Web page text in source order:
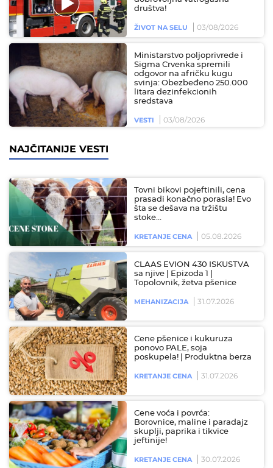
društva!
ŽIVOT NA SELU 03/08/2026
Ministarstvo poljoprivrede i
Sigma Crvenka spremili
odgovor na afričku kugu
svinja: Obezbeđeno 250.000
litara dezinfekcionih
sredstava
VESTI 03/08/2026
NAJČITANIJE VESTI
Tovni bikovi pojeftinili, cena
prasadi konačno porasla! Evo
šta se dešava na tržištu
stoke…
KRETANJE CENA 05.08.2026
CLAAS EVION 430 ISKUSTVA
sa njive | Epizoda 1 |
Topolovnik, žetva pšenice
MEHANIZACIJA 31.07.2026
Cene pšenice i kukuruza
ponovo PALE, soja
poskupela! | Produktna berza
KRETANJE CENA 31.07.2026
Cene voća i povrća:
Borovnice, maline i paradajz
skuplji, paprika i tikvice
jeftinije!
KRETANJE CENA 30.07.2026